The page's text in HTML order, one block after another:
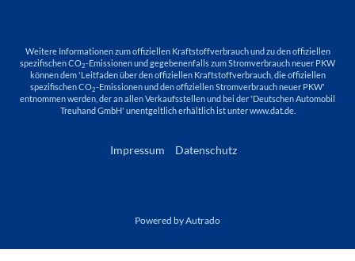
Weitere Informationen zum offiziellen Kraftstoffverbrauch und zu den offiziellen
spezifischen CO2-Emissionen und gegebenenfalls zum Stromverbrauch neuer PKW
können dem 'Leitfaden über den offiziellen Kraftstoffverbrauch, die offiziellen
spezifischen CO2-Emissionen und den offiziellen Stromverbrauch neuer PKW'
entnommen werden, der an allen Verkaufsstellen und bei der 'Deutschen Automobil
Treuhand GmbH' unentgeltlich erhältlich ist unter www.dat.de.
Impressum Datenschutz
Powered by Autrado